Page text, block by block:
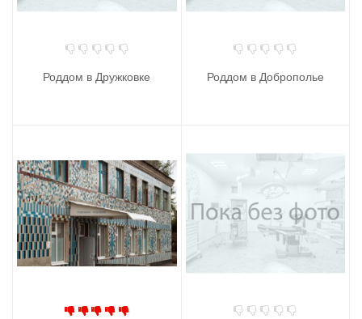
Роддом в Дружковке Роддом в Доброполье